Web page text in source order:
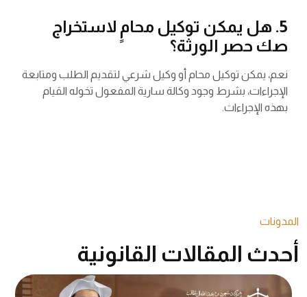
5. هل يمكن توكيل محامٍ لاستخراج
صك حصر الورثة؟
نعم، يمكن توكيل محام أو وكيل شرعي لتقديم الطلب ومتابعة
الإجراءات، بشرط وجود وكالة سارية المفعول تخوله القيام
بهذه الإجراءات.
المدونات
أحدث المقالات القانونية